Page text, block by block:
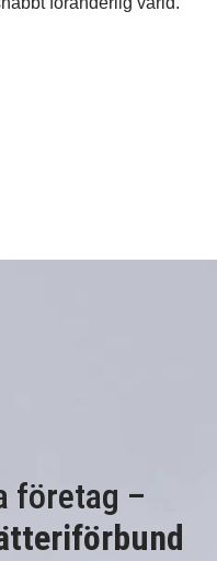
företag –